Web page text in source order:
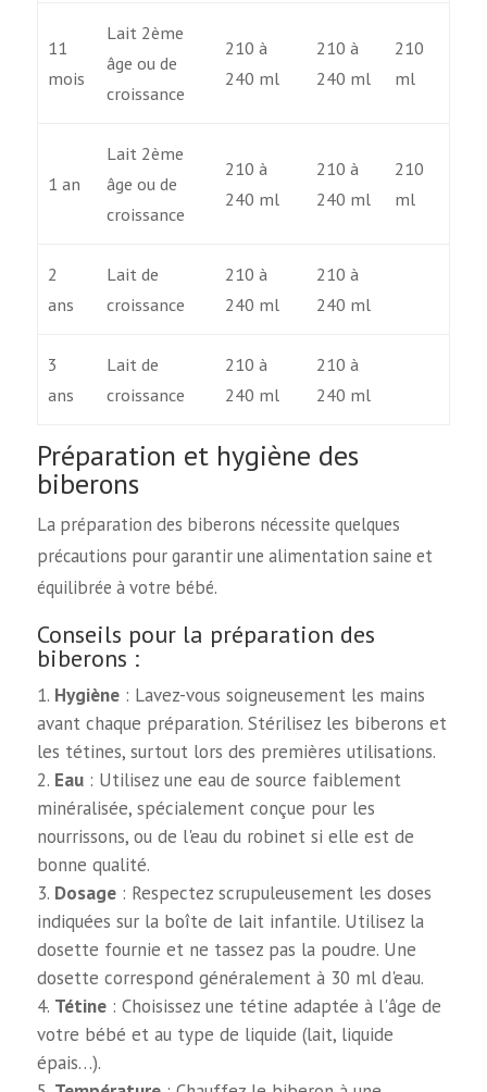
11
mois
Lait 2ème
âge ou de
croissance
210 à
240 ml
210 à
240 ml
210
ml
1 an
Lait 2ème
âge ou de
croissance
210 à
240 ml
210 à
240 ml
210
ml
2
ans
Lait de
croissance
210 à
240 ml
210 à
240 ml
3
ans
Lait de
croissance
210 à
240 ml
210 à
240 ml
Préparation et hygiène des
biberons
La préparation des biberons nécessite quelques
précautions pour garantir une alimentation saine et
équilibrée à votre bébé.
Conseils pour la préparation des
biberons :
Hygiène: Lavez-vous soigneusement les mains
avant chaque préparation. Stérilisez les biberons et
les tétines, surtout lors des premières utilisations.
Eau: Utilisez une eau de source faiblement
minéralisée, spécialement conçue pour les
nourrissons, ou de l'eau du robinet si elle est de
bonne qualité.
Dosage: Respectez scrupuleusement les doses
indiquées sur la boîte de lait infantile. Utilisez la
dosette fournie et ne tassez pas la poudre. Une
dosette correspond généralement à 30 ml d'eau.
Tétine: Choisissez une tétine adaptée à l'âge de
votre bébé et au type de liquide (lait, liquide
épais…).